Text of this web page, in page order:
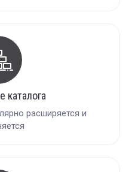
каталога
расширяется и